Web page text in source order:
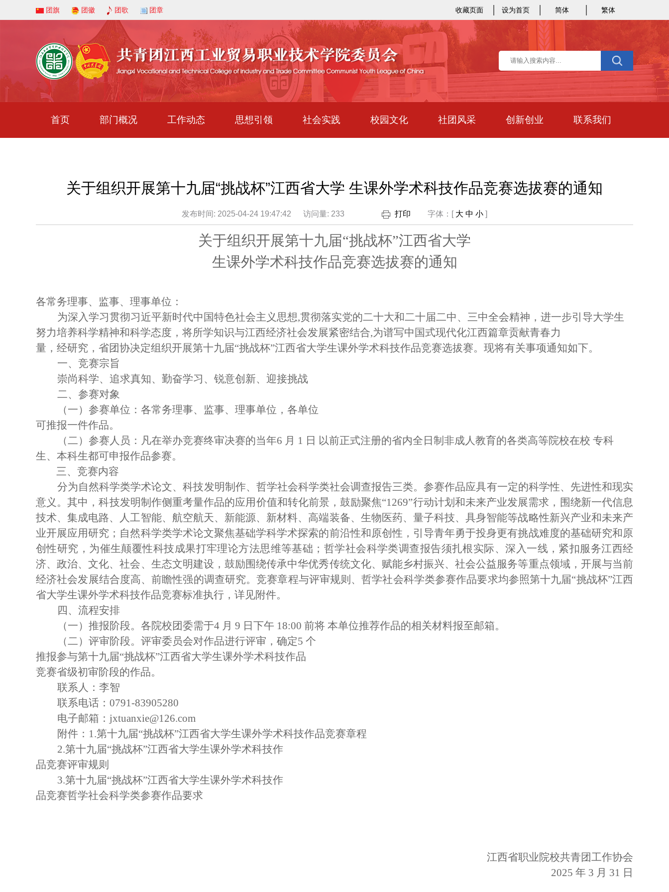
团旗 团徽 团歌 团章 收藏页面 设为首页 简体 繁体
首页 部门概况 工作动态 思想引领 社会实践 校园文化 社团风采 创新创业 联系我们
关于组织开展第十九届“挑战杯”江西省大学 生课外学术科技作品竞赛选拔赛的通知
发布时间: 2025-04-24 19:47:42 访问量: 233 打印 字体：[ 大 中 小 ]
​​​关于组织开展第十九届“挑战杯”江西省大学
生课外学术科技作品竞赛选拔赛的通知
​各常务理事、监事、理事单位：
为深入学习贯彻习近平新时代中国特色社会主义思想,贯彻落实党的二十大和二十届二中、三中全会精神，进一步引导大学生
努力培养科学精神和科学态度，将所学知识与江西经济社会发展紧密结合,为谱写中国式现代化江西篇章贡献青春力
量，经研究，省团协决定组织开展第十九届“挑战杯”江西省大学生课外学术科技作品竞赛选拔赛。现将有关事项通知如下。
一、竞赛宗旨
崇尚科学、追求真知、勤奋学习、锐意创新、迎接挑战
二、参赛对象
（一）参赛单位 ：各常务理事、监事、理事单位，各单位
可推报一件作品。
（二）参赛人员： 凡在举办竞赛终审决赛的当年6 月 1 日 以前正式注册的省内全日制非成人教育的各类高等院校在校 专科
生、本科生都可申报作品参赛。
三、竞赛内容
分为自然科学类学术论文、科技发明制作、哲学社会科学类社会调查报告三类。参赛作品应具有一定的科学性、先进性和现实
意义。其中，科技发明制作侧重考量作品的应用价值和转化前景，鼓励聚焦“1269”行动计划和未来产业发展需求， 围绕新一代信息
技术、集成电路、人工智能、航空航天、新能源、 新材料、高端装备、生物医药、量子科技、具身智能等战略性新兴产业和未来产
业开展应用研究；自然科学类学术论文聚焦基础学科学术探索的前沿性和原创性，引导青年勇于投身更有挑战难度的基础研究和原
创性研究，为催生颠覆性科技成果打牢理论方法思维等基础；哲学社会科学类调查报告须扎根实际、深入一线，紧扣服务江西经
济、政治、文化、社会、生态文明建设，鼓励围绕传承中华优秀传统文化、赋能乡村振兴、社会公益服务等重点领域，开展与当前
经济社会发展结合度高、前瞻性强的调查研究。竞赛章程与评审规则、哲学社会科学类参赛作品要求均参照第十九届“挑战杯”江西
省大学生课外学术科技作品竞赛标准执行，详见附件。
四、流程安排
（一）推报阶段。 各院校团委需于4 月 9 日下午 18:00 前将 本单位推荐作品的相关材料报至邮箱。
（二）评审阶段。 评审委员会对作品进行评审，确定5 个
推报参与第十九届“挑战杯”江西省大学生课外学术科技作品
竞赛省级初审阶段的作品。
联系人：李智
联系电话： 0791-83905280
电子邮箱： jxtuanxie@126.com
附件： 1.第十九届“挑战杯”江西省大学生课外学术科技作品竞赛章程
2.第十九届“挑战杯”江西省大学生课外学术科技作
品竞赛评审规则
3.第十九届“挑战杯”江西省大学生课外学术科技作
品竞赛哲学社会科学类参赛作品要求
江西省职业院校共青团工作协会
2025 年 3 月 31 日